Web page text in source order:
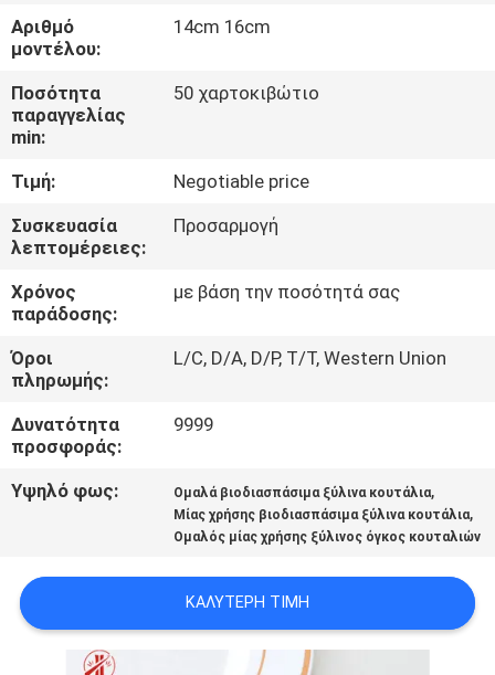
ΕΡΓΟΣΤΑΣΊΩΝ
ΠΟΙΟΤΙΚΌΣ
ΈΛΕΓΧΟΣ
ΜΑΣ
ΕΛΆΤΕ
ΕΠΑΦΉ
ΜΕ
ΕΙΔΉΣΕΙΣ
SITEMAP
POLICY
Αριθμό
μοντέλου:
14cm 16cm
Ποσότητα
παραγγελίας
min:
50 χαρτοκιβώτιο
Τιμή:
Negotiable price
Συσκευασία
λεπτομέρειες:
Προσαρμογή
Χρόνος
παράδοσης:
με βάση την ποσότητά σας
Όροι
πληρωμής:
L/C, D/A, D/P, T/T, Western Union
Δυνατότητα
προσφοράς:
9999
Υψηλό φως: Ομαλά βιοδιασπάσιμα ξύλινα κουτάλια,
Μίας χρήσης βιοδιασπάσιμα ξύλινα κουτάλια,
Ομαλός μίας χρήσης ξύλινος όγκος κουταλιών
ΚΑΛΎΤΕΡΗ ΤΙΜΉ